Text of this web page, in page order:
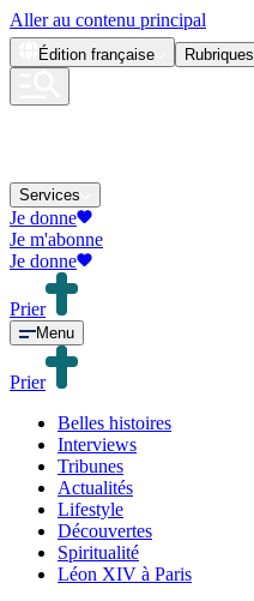
Aller au contenu principal
Édition française Rubriques
Services
Je donne
Je m'abonne
Je donne
Prier
Menu
Prier
Belles histoires
Interviews
Tribunes
Actualités
Lifestyle
Découvertes
Spiritualité
Léon XIV à Paris